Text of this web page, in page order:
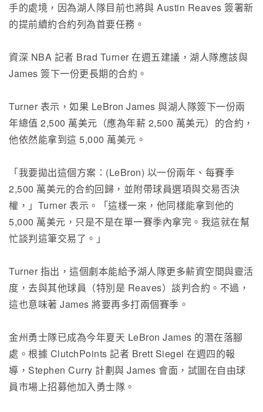
手的處境，因為湖人隊目前也將與 Austin Reaves 簽署新
的提前續約合約列為首要任務。
資深 NBA 記者 Brad Turner 在週五建議，湖人隊應該與
James 簽下一份更長期的合約。
Turner 表示，如果 LeBron James 與湖人隊簽下一份兩
年總值 2,500 萬美元（應為年薪 2,500 萬美元）的合約，
他依然能拿到這 5,000 萬美元。
「我要拋出這個方案：(LeBron) 以一份兩年、每賽季
2,500 萬美元的合約回歸，並附帶球員選項與交易否決
權，」Turner 表示。「這樣一來，他同樣能拿到他的
5,000 萬美元，只是不是在單一賽季內拿完。我這就在幫
忙談判這筆交易了。」
Turner 指出，這個劇本能給予湖人隊更多薪資空間與靈活
度，去與其他球員（特別是 Reaves）談判合約。不過，
這也意味著 James 將要再多打兩個賽季。
金州勇士隊已成為今年夏天 LeBron James 的潛在落腳
處。根據 ClutchPoints 記者 Brett Siegel 在週四的報
導，Stephen Curry 計劃與 James 會面，試圖在自由球
員市場上招募他加入勇士隊。